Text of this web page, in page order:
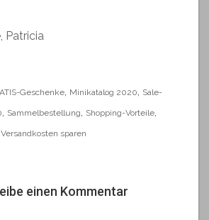
Patricia
Geschenke, Minikatalog 2020 Sale-
Sammelbestellung Shopping-Vorteile
Versandkosten sparen
einen Kommentar